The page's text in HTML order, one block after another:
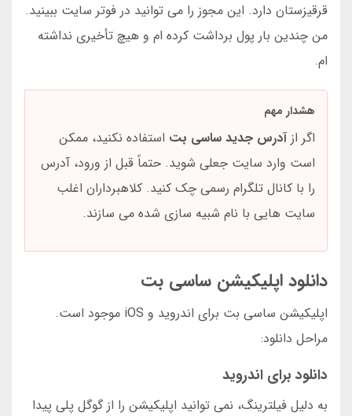
قرقیزستان دارد. این مجوز را می توانید در فوتر سایت ببینید.
من چندین بار پول برداشت کرده ام و هیچ تأخیری نداشته
ام.
هشدار مهم
اگر از آدرس جدید ساسی بت استفاده نکنید، ممکن
است وارد سایت جعلی شوید. حتماً قبل از ورود، آدرس
را با کانال تلگرام رسمی چک کنید. کلاهبرداران اغلب
سایت هایی با نام شبیه سازی شده می سازند.
دانلود اپلیکیشن ساسی بت
اپلیکیشن ساسی بت برای اندروید و iOS موجود است.
مراحل دانلود:
دانلود برای اندروید
به دلیل فیلترینگ، نمی توانید اپلیکیشن را از گوگل پلی پیدا